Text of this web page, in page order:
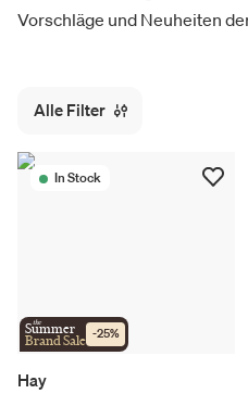
Vorschläge und Neuheiten
Alle Filter
In Stock
the
Summer
Brand Sale -25%
Hay